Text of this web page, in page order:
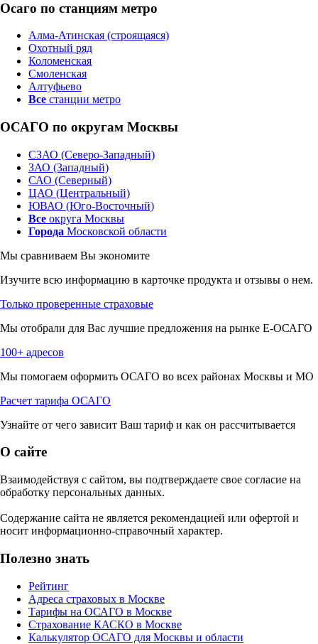
Осаго по станциям метро
Алма-Атинская (строящаяся)
Охотный ряд
Коломенская
Смоленская
Алтуфьево
Все станции метро
ОСАГО по округам Москвы
СЗАО (Северо-Западный)
ЗАО (Западный)
САО (Северный)
ЦАО (Центральный)
ЮВАО (Юго-Восточный)
Все округа Москвы
Города Московской области
Мы сравниваем Вы экономите
Изучите всю информацию в карточке продукта и отзывы о нем.
Только проверенные страховые
Мы отобрали для Вас лучшие предложения на рынке Е-ОСАГО
100+ адресов
Мы помогаем оформить ОСАГО во всех районах Москвы и МО
Расчет тарифа ОСАГО
Узнайте от чего зависит Ваш тариф и как он рассчитывается
О сайте
Взаимодействуя с сайтом, вы подтверждаете свое согласие на
обработку персональных данных.
Содержание сайта не является рекомендацией или офертой и
носит информационно-справочный характер.
Полезно знать
Рейтинг
Адреса страховых в Москве
Тарифы на ОСАГО в Москве
Страхование КАСКО в Москве
Калькулятор ОСАГО для Москвы и области